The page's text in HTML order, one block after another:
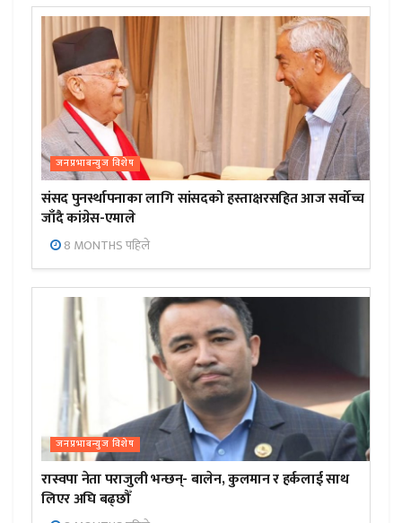
जनप्रभाबन्युज विशेष
संसद पुनर्स्थापनाका लागि सांसदको हस्ताक्षरसहित आज सर्वोच्च
जाँदै कांग्रेस-एमाले
8 MONTHS पहिले
जनप्रभाबन्युज विशेष
रास्वपा नेता पराजुली भन्छन्- बालेन, कुलमान र हर्कलाई साथ
लिएर अघि बढ्छौँ